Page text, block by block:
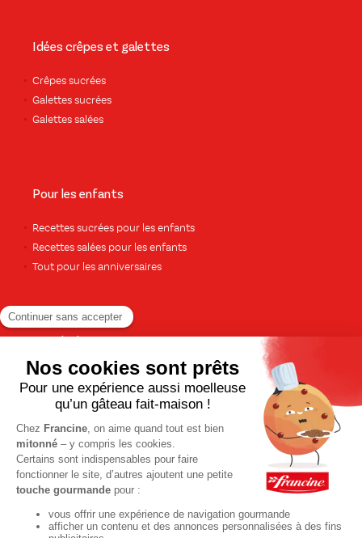
Idées crêpes et galettes
Crêpes sucrées
Galettes sucrées
Galettes salées
Pour les enfants
Recettes sucrées pour les enfants
Recettes salées pour les enfants
Tout pour les anniversaires
Gâteaux et cakes
À base de fruits
Crèmes et flans
Recettes de saison
Printemps